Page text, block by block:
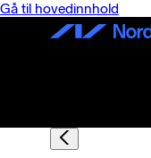
Gå til hovedinnhold